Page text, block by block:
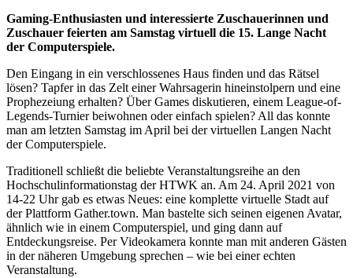
Gaming-Enthusiasten und interessierte Zuschauerinnen und
Zuschauer feierten am Samstag virtuell die 15. Lange Nacht
der Computerspiele.
Den Eingang in ein verschlossenes Haus finden und das Rätsel
lösen? Tapfer in das Zelt einer Wahrsagerin hineinstolpern und eine
Prophezeiung erhalten? Über Games diskutieren, einem League-of-
Legends-Turnier beiwohnen oder einfach spielen? All das konnte
man am letzten Samstag im April bei der virtuellen Langen Nacht
der Computerspiele.
Traditionell schließt die beliebte Veranstaltungsreihe an den
Hochschulinformationstag der HTWK an. Am 24. April 2021 von
14-22 Uhr gab es etwas Neues: eine komplette virtuelle Stadt auf
der Plattform Gather.town. Man bastelte sich seinen eigenen Avatar,
ähnlich wie in einem Computerspiel, und ging dann auf
Entdeckungsreise. Per Videokamera konnte man mit anderen Gästen
in der näheren Umgebung sprechen – wie bei einer echten
Veranstaltung.